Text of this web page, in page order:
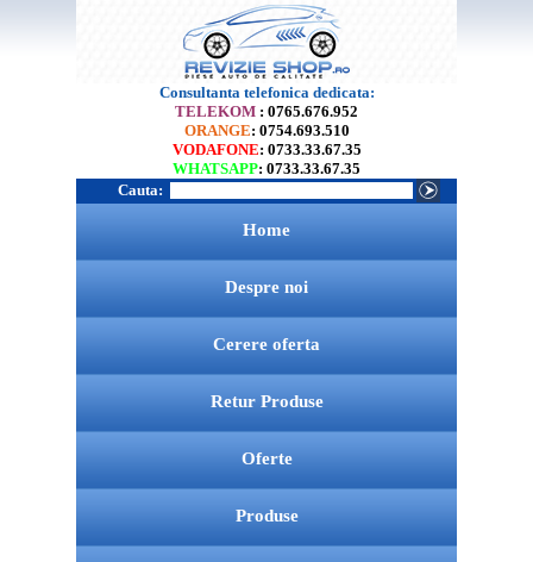
Consultanta telefonica dedicata:
TELEKOM : 0765.676.952
ORANGE: 0754.693.510
VODAFONE: 0733.33.67.35
WHATSAPP: 0733.33.67.35
Cauta:
Home
Despre noi
Cerere oferta
Retur Produse
Oferte
Produse